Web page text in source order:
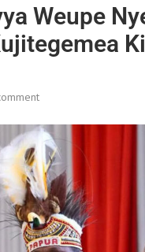
Weupe